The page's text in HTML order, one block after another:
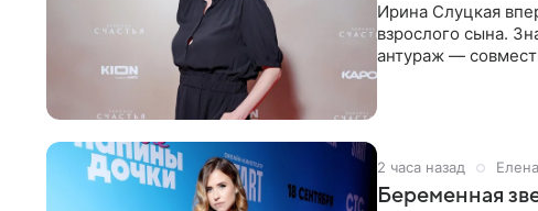
Ирина Слуцкая
взрослого сына.
антураж —
2 часа назад
Беременная